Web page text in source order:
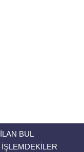
İLAN BUL
İŞLEMDEKİLER